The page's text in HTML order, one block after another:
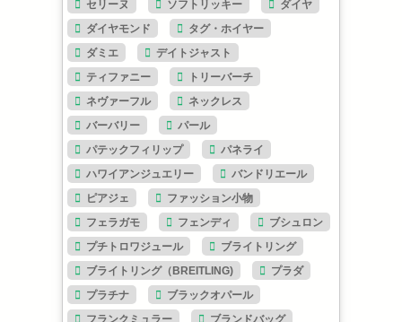
セリーヌ ソフトリッキー
ダイヤ
ダイヤモンド
タグ・ホイヤー
ダミエ
デイトジャスト
ティファニー
トリーバーチ
ネヴァーフル
ネックレス
バーバリー
パール
パテックフィリップ
パネライ
ハワイアンジュエリー
バンドリエール
ピアジェ
ファッション小物
フェラガモ
フェンディ
ブシュロン
プチトロワジュール
ブライトリング
ブライトリング（BREITLING)
プラダ
プラチナ
ブラックオパール